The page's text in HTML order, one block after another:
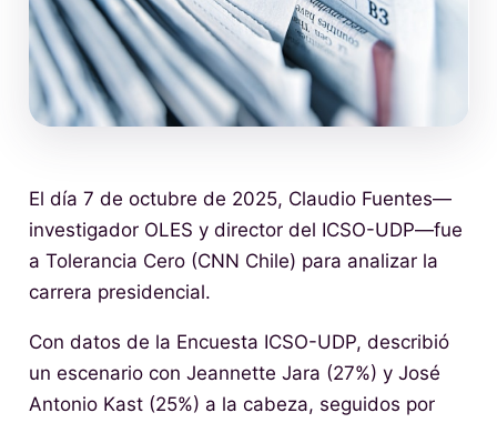
El día 7 de octubre de 2025, Claudio Fuentes—
investigador OLES y director del ICSO-UDP—fue
a Tolerancia Cero (CNN Chile) para analizar la
carrera presidencial.
Con datos de la Encuesta ICSO-UDP, describió
un escenario con Jeannette Jara (27%) y José
Antonio Kast (25%) a la cabeza, seguidos por